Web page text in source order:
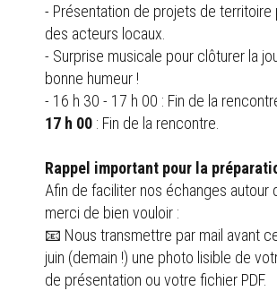
- Présentation de projets de territoire
des acteurs locaux.
- Surprise musicale pour clôturer la
bonne humeur !
- 16 h 30 - 17 h 00 : Fin de la
17 h 00 : Fin de la rencontre.
Rappel important pour la
Afin de faciliter nos échanges autour
merci de bien vouloir :
📧 Nous transmettre par mail avant
juin (demain !) une photo lisible de
de présentation ou votre fichier PDF.